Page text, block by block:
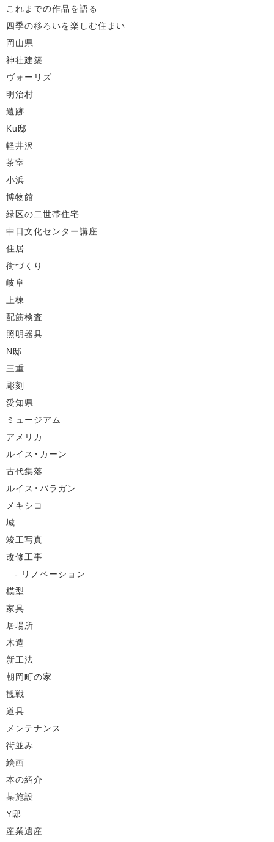
これまでの作品を語る
四季の移ろいを楽しむ住まい
岡山県
神社建築
ヴォーリズ
明治村
遺跡
Ku邸
軽井沢
茶室
小浜
博物館
緑区の二世帯住宅
中日文化センター講座
住居
街づくり
岐阜
上棟
配筋検査
照明器具
N邸
三重
彫刻
愛知県
ミュージアム
アメリカ
ルイス・カーン
古代集落
ルイス・バラガン
メキシコ
城
竣工写真
改修工事
リノベーション
模型
家具
居場所
木造
新工法
朝岡町の家
観戦
道具
メンテナンス
街並み
絵画
本の紹介
某施設
Y邸
産業遺産